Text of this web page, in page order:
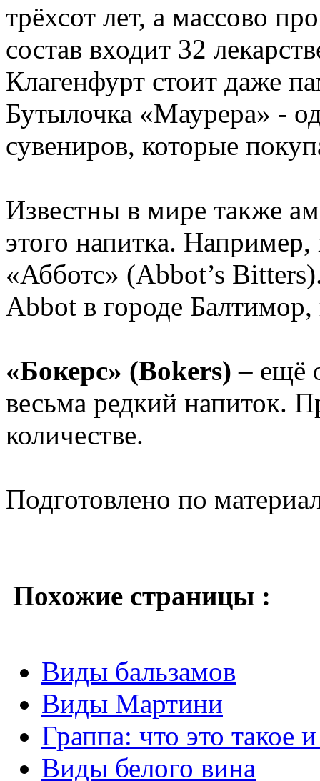
трёхсот лет, а массово
состав входит 32
Клагенфурт стоит даже
Бутылочка «Маурера» -
сувениров, которые
Известны в мире также
этого напитка.
«Абботс» (Abbot’s
Abbot в городе
«Бокерс» (Bokers) – ещё
весьма редкий напиток.
количестве.
Подготовлено по
Похожие страницы :
Виды бальзамов
Виды Мартини
Граппа: что это такое
Виды белого вина